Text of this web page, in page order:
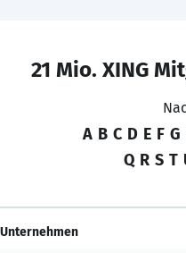
21 Mio. XING
A B C D E F G
Q R S T
Unternehmen